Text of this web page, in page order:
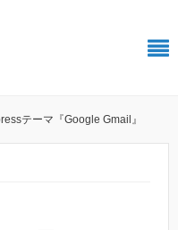
テーマ『Google Gmail』